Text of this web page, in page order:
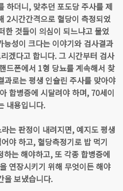
하더니, 맞추던 포도당 주사를 제
2시간간격으로 혈당이 측정되었
한 것들이 의심이 되느냐고 물었
성이 크다는 이야기와 검사결과
겠다고 합니다. 그 시간부터 검사
드폰에서 1형 당뇨를 계속해서 찾
과로는 평생 인슐린 주사를 맞아야
합병증에 시달려야 하며, 70세이
내용입니다.
는 판정이 내려지면, 예지도 평생
야 하고, 혈당측정기로 밥 먹기
는 해야하고, 또 각종 합병증에
연장시키기 위해 무엇이든 해야
을 보냈습니다.